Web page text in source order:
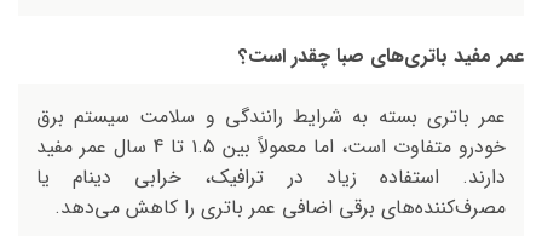
عمر مفید باتری‌های صبا چقدر است؟
عمر باتری بسته به شرایط رانندگی و سلامت سیستم برق
خودرو متفاوت است، اما معمولاً بین ۱.۵ تا 4 سال عمر مفید
دارند. استفاده زیاد در ترافیک، خرابی دینام یا
مصرف‌کننده‌های برقی اضافی عمر باتری را کاهش می‌دهد.